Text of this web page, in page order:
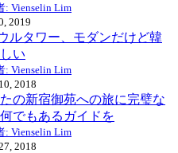
: Vienselin Lim
2019
ルタワー、モダンだけど韓
い
: Vienselin Lim
2018
の新宿御苑への旅に完璧な
でもあるガイドを
: Vienselin Lim
2018